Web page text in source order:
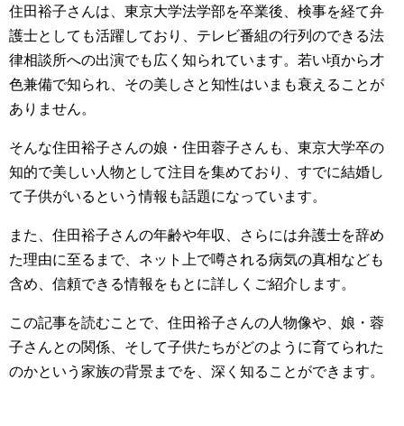
住田裕子さんは、東京大学法学部を卒業後、検事を経て弁
護士としても活躍しており、テレビ番組の行列のできる法
律相談所への出演でも広く知られています。若い頃から才
色兼備で知られ、その美しさと知性はいまも衰えることが
ありません。
そんな住田裕子さんの娘・住田蓉子さんも、東京大学卒の
知的で美しい人物として注目を集めており、すでに結婚し
て子供がいるという情報も話題になっています。
また、住田裕子さんの年齢や年収、さらには弁護士を辞め
た理由に至るまで、ネット上で噂される病気の真相なども
含め、信頼できる情報をもとに詳しくご紹介します。
この記事を読むことで、住田裕子さんの人物像や、娘・蓉
子さんとの関係、そして子供たちがどのように育てられた
のかという家族の背景までを、深く知ることができます。